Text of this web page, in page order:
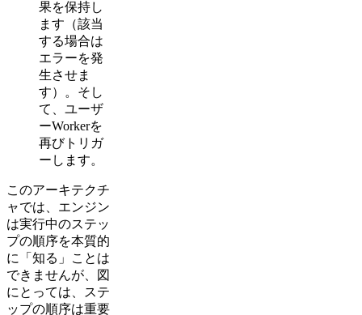
果を保持し
ます（該当
する場合は
エラーを発
生させま
す）。そし
て、ユーザ
ーWorkerを
再びトリガ
ーします。
このアーキテクチ
ャでは、エンジン
は実行中のステッ
プの順序を本質的
に「知る」ことは
できませんが、図
にとっては、ステ
ップの順序は重要